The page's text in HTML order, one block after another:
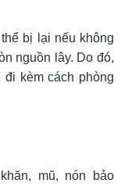
bị lại nếu không
nguồn lây. Do đó,
đi kèm cách phòng
mũ, nón bảo